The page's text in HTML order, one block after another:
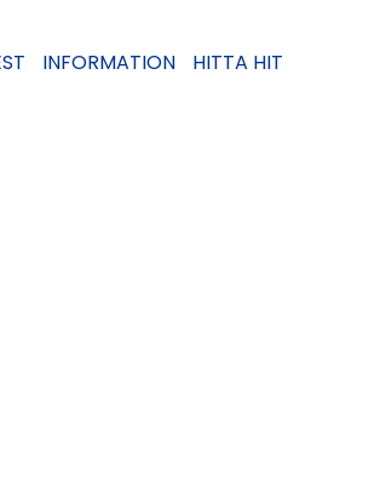
INFORMATION HITTA HIT